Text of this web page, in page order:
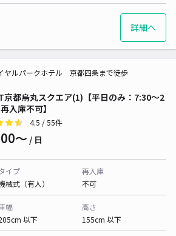
詳細へ
京都烏丸スクエア(1)【平日のみ：7:30～2
入庫不可】
ルパークホテル 京都四条まで徒歩
4.5 / 55件
〜 / 日
イプ
械式（有人）
再入庫
不可
幅
以下
高さ
155cm 以下